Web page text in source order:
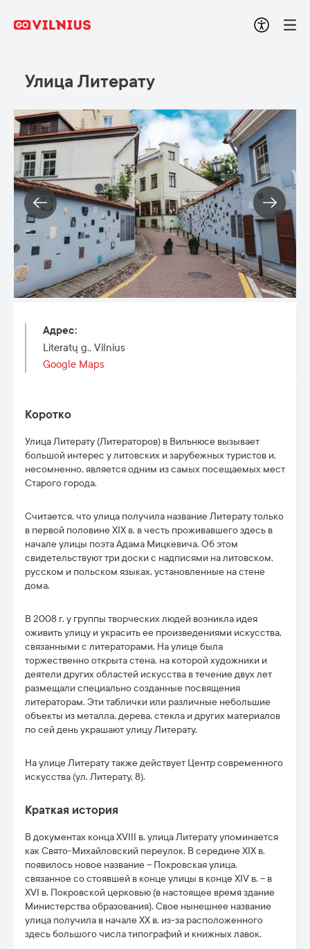
Улица Литерату
Коротко
Улица Литерату (Литераторов) в Вильнюсе вызывает
большой интерес у литовских и зарубежных туристов и,
несомненно, является одним из самых посещаемых мест
Старого города.
Считается, что улица получила название Литерату только
в первой половине XIX в. в честь проживавшего здесь в
начале улицы поэта Адама Мицкевича. Об этом
свидетельствуют три доски с надписями на литовском,
русском и польском языках, установленные на стене
дома.
В 2008 г. у группы творческих людей возникла идея
оживить улицу и украсить ее произведениями искусства,
связанными с литераторами. На улице была
торжественно открыта стена, на которой художники и
деятели других областей искусства в течение двух лет
размещали специально созданные посвящения
литераторам. Эти таблички или различные небольшие
объекты из металла, дерева, стекла и других материалов
по сей день украшают улицу Литерату.
На улице Литерату также действует Центр современного
искусства (ул. Литерату, 8).
Краткая история
В документах конца XVIII в. улица Литерату упоминается
как Свято-Михайловский переулок. В середине XIX в.
появилось новое название – Покровская улица,
связанное со стоявшей в конце улицы в конце XIV в. – в
XVI в. Покровской церковью (в настоящее время здание
Министерства образования). Свое нынешнее название
улица получила в начале ХХ в. из-за расположенного
здесь большого числа типографий и книжных лавок.
Адрес:
Literatų g., Vilnius
Google Maps